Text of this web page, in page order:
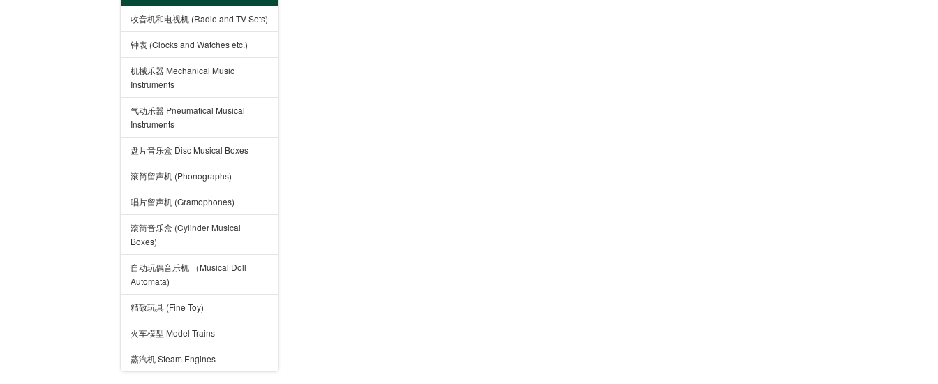
收音机和电视机 (Radio and TV Sets)
钟表 (Clocks and Watches etc.)
机械乐器 Mechanical Music
Instruments
气动乐器 Pneumatical Musical
Instruments
盘片音乐盒 Disc Musical Boxes
滚筒留声机 (Phonographs)
唱片留声机 (Gramophones)
滚筒音乐盒 (Cylinder Musical
Boxes)
自动玩偶音乐机 （Musical Doll
Automata)
精致玩具 (Fine Toy)
火车模型 Model Trains
蒸汽机 Steam Engines